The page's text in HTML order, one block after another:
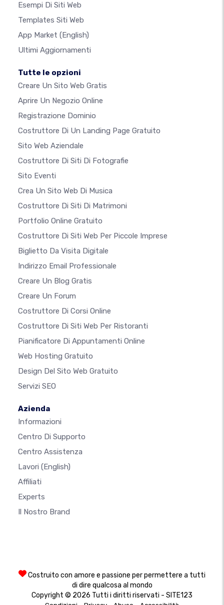
Esempi Di Siti Web
Templates Siti Web
App Market (English)
Ultimi Aggiornamenti
Tutte le opzioni
Creare Un Sito Web Gratis
Aprire Un Negozio Online
Registrazione Dominio
Costruttore Di Un Landing Page Gratuito
Sito Web Aziendale
Costruttore Di Siti Di Fotografie
Sito Eventi
Crea Un Sito Web Di Musica
Costruttore Di Siti Di Matrimoni
Portfolio Online Gratuito
Costruttore Di Siti Web Per Piccole Imprese
Biglietto Da Visita Digitale
Indirizzo Email Professionale
Creare Un Blog Gratis
Creare Un Forum
Costruttore Di Corsi Online
Costruttore Di Siti Web Per Ristoranti
Pianificatore Di Appuntamenti Online
Web Hosting Gratuito
Design Del Sito Web Gratuito
Servizi SEO
Azienda
Informazioni
Centro Di Supporto
Centro Assistenza
Lavori (English)
Affiliati
Experts
Il Nostro Brand
Costruito con amore e passione per permettere a tutti
di dire qualcosa al mondo
Copyright © 2026 Tutti i diritti riservati - SITE123